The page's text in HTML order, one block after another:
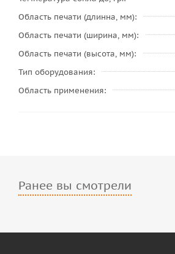
Область печати (длинна, мм)
Область печати (ширина, мм)
Область печати (высота, мм)
Тип оборудования
Область применения
Ранее вы смотрели